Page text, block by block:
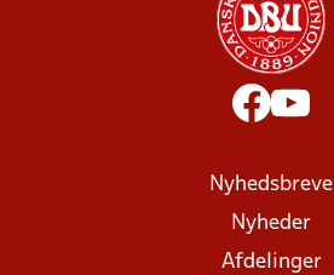
Nyhedsbreve
Nyheder
Afdelinger